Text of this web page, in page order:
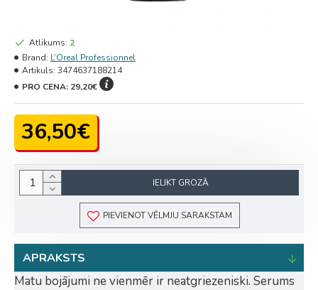
36,50€
Atlikums: 2
Brand: L’Oreal Professionnel
Artikuls: 3474637188214
PRO CENA: 29,20€
IELIKT GROZĀ
PIEVIENOT VĒLMJU SARAKSTAM
APRAKSTS
Matu bojājumi ne vienmēr ir neatgriezeniski. Serums